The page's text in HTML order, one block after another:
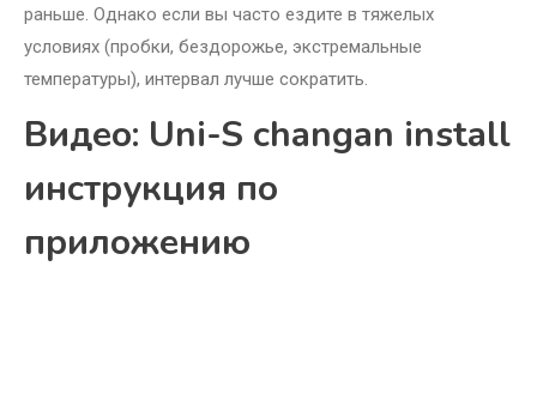
раньше. Однако если вы часто ездите в тяжелых
условиях (пробки, бездорожье, экстремальные
температуры), интервал лучше сократить.
Видео: Uni-S changan install
инструкция по
приложению